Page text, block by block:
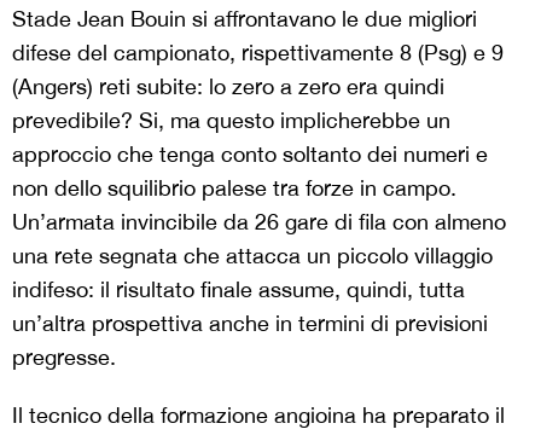
Stade Jean Bouin si affrontavano le due migliori
difese del campionato, rispettivamente 8 (Psg) e 9
(Angers) reti subite: lo zero a zero era quindi
prevedibile? Si, ma questo implicherebbe un
approccio che tenga conto soltanto dei numeri e
non dello squilibrio palese tra forze in campo.
Un’armata invincibile da 26 gare di fila con almeno
una rete segnata che attacca un piccolo villaggio
indifeso: il risultato finale assume, quindi, tutta
un’altra prospettiva anche in termini di previsioni
pregresse.
Il tecnico della formazione angioina ha preparato il